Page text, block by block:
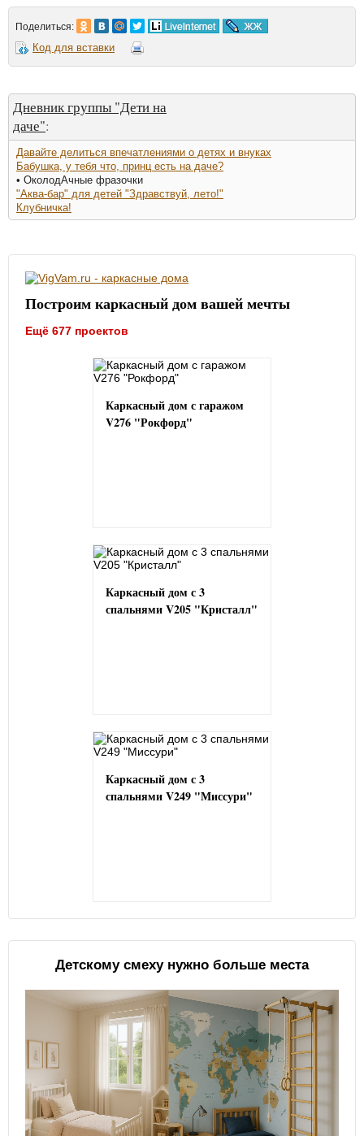
Поделиться:
Код для вставки
Дневник группы "Дети на
даче":
Давайте делиться впечатлениями о детях и внуках
Бабушка, у тебя что, принц есть на даче?
• ОколодАчные фразочки
"Аква-бар" для детей "Здравствуй, лето!"
Клубничка!
Построим каркасный дом вашей мечты
Ещё 677 проектов
Каркасный дом с гаражом
V276 "Рокфорд"
Каркасный дом с 3
спальнями V205 "Кристалл"
Каркасный дом с 3
спальнями V249 "Миссури"
Детскому смеху нужно больше места